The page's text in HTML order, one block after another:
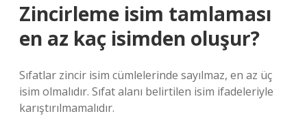
Zincirleme isim tamlaması
en az kaç isimden oluşur?
Sıfatlar zincir isim cümlelerinde sayılmaz, en az üç
isim olmalıdır. Sıfat alanı belirtilen isim ifadeleriyle
karıştırılmamalıdır.